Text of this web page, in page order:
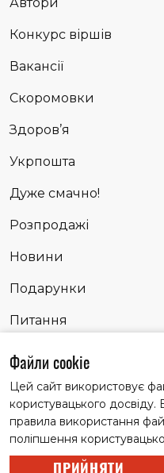
Конкурс віршів
Вакансії
Скоромовки
Здоров’я
Укрпошта
Дуже смачно!
Розпродажі
Новини
Подарунки
Питання
Сповідь
Матеріали із заголовком
на правах реклами
© 2022 Всі права захищені.
Файли cookie
Цей сайт використовує
користувацького досвіду.
правила використання
поліпшення
прийміть наші правила
ПРИЙНЯТИ